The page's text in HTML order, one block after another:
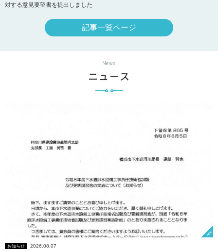
対する意見要望書を提出しました
記事一覧ページ
News
ニュース
お知らせ 2026.08.07